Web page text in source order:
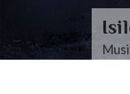
Besco ou
••• Chanson •••